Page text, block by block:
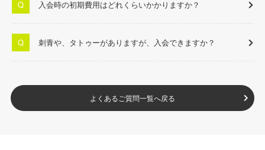
入会時の初期費用はどれくらいかかりますか？
刺青や、タトゥーがありますが、入会できますか？
よくあるご質問一覧へ戻る